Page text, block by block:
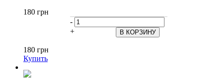
180 грн
-
+
180 грн
Купить